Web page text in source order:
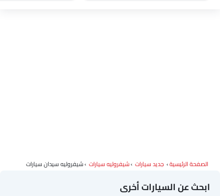
الصفحة الرئيسية جديد سيارات شيفروليه سيارات شيفروليه سيدان سيارات
ابحث عن السيارات أخرى